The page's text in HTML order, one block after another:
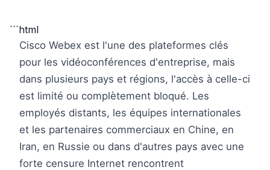
```html
Cisco Webex est l'une des plateformes clés
pour les vidéoconférences d'entreprise, mais
dans plusieurs pays et régions, l'accès à celle-ci
est limité ou complètement bloqué. Les
employés distants, les équipes internationales
et les partenaires commerciaux en Chine, en
Iran, en Russie ou dans d'autres pays avec une
forte censure Internet rencontrent